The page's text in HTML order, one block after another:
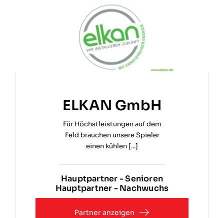
ELKAN GmbH
Für Höchstleistungen auf dem
Feld brauchen unsere Spieler
einen kühlen [...]
Hauptpartner - Senioren
Hauptpartner - Nachwuchs
Partner anzeigen